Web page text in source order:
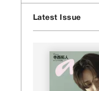
Latest Issue